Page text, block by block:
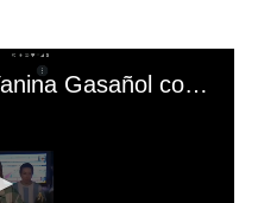
El mal momento de Yanina Gasañol con un hincha argentino en "Subrayado"